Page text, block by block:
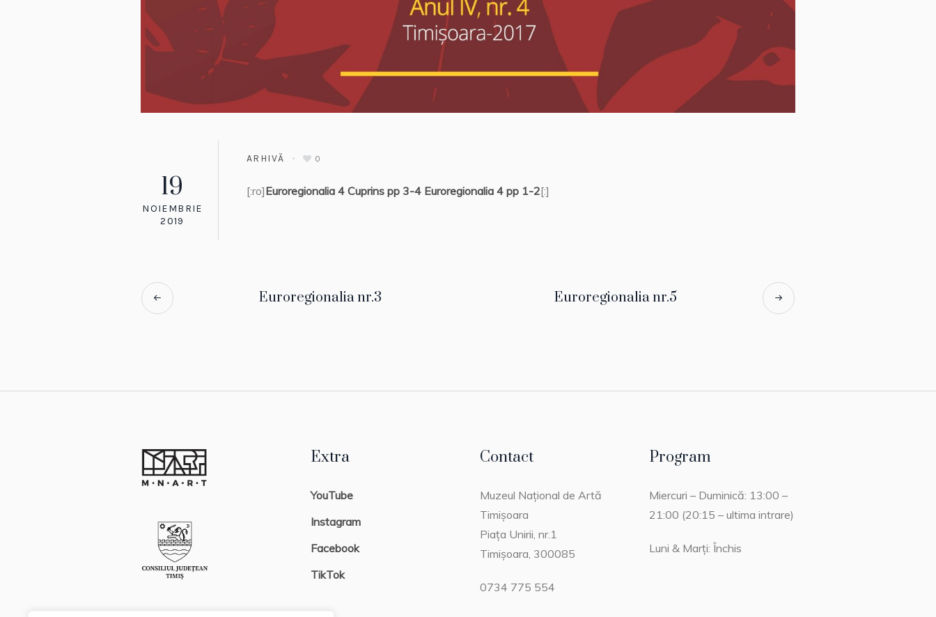
19
NOIEMBRIE
2019
ARHIVĂ 0
[:ro]Euroregionalia 4 Cuprins pp 3-4 Euroregionalia 4 pp 1-2[:]
Euroregionalia nr.3 Euroregionalia nr.5
Extra
YouTube
Instagram
Facebook
TikTok
Contact
Muzeul Național de Artă
Timișoara
Piața Unirii, nr.1
Timișoara, 300085
0734 775 554
Program
Miercuri – Duminică: 13:00 –
21:00 (20:15 – ultima intrare)
Luni & Marți: Închis